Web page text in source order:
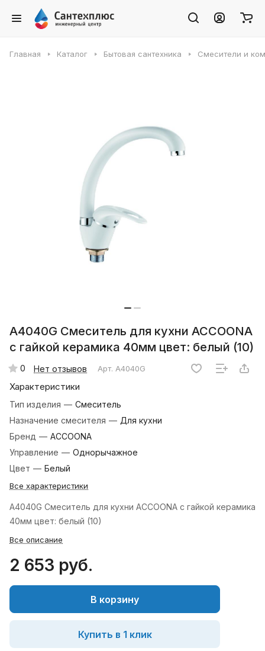
Главная Каталог Бытовая сантехника Смесители и
A4040G Смеситель для кухни ACCOONA
с гайкой керамика 40мм цвет: белый (10)
0 Нет отзывов Арт. A4040G
Характеристики
Тип изделия — Смеситель
Назначение смесителя — Для кухни
Бренд — ACCOONA
Управление — Однорычажное
Цвет — Белый
Все характеристики
A4040G Смеситель для кухни ACCOONA с гайкой керамика
40мм цвет: белый (10)
Все описание
2 653 руб.
В корзину
Купить в 1 клик